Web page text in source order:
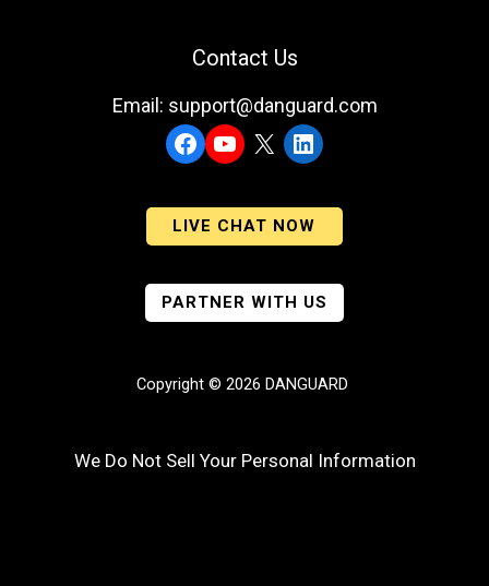
Contact Us
Email: support@danguard.com
Facebook
YouTubeLinkedIn
LIVE CHAT NOW
PARTNER WITH US
Copyright © 2026 DANGUARD
We Do Not Sell Your Personal Information